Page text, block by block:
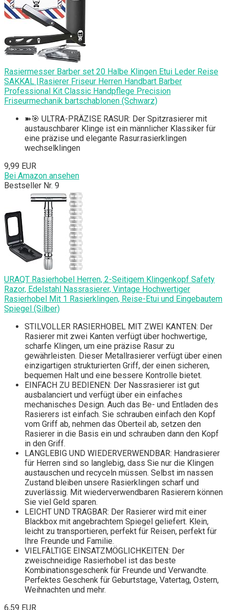
Rasiermesser Barber set 20 Halbe Klingen Etui Leder Reise
SAKKAL |Rasierer Friseur Herren Handbart Barber
Professional Kit Classic Handpflege Precision
Friseurmechanik bartschablonen (Schwarz)
➽🎯 ULTRA-PRÄZISE RASUR: Der Spitzrasierer mit
austauschbarer Klinge ist ein männlicher Klassiker für
eine präzise und elegante Rasur.rasierklingen
wechselklingen
9,99 EUR
Bei Amazon ansehen
Bestseller Nr. 9
URAQT Rasierhobel Herren, 2-Seitigem Klingenkopf Safety
Razor, Edelstahl Nassrasierer, Vintage Hochwertiger
Rasierhobel Mit 1 Rasierklingen, Reise-Etui und Eingebautem
Spiegel (Silber)
STILVOLLER RASIERHOBEL MIT ZWEI KANTEN: Der
Rasierer mit zwei Kanten verfügt über hochwertige,
scharfe Klingen, um eine präzise Rasur zu
gewährleisten. Dieser Metallrasierer verfügt über einen
einzigartigen strukturierten Griff, der einen sicheren,
bequemen Halt und eine bessere Kontrolle bietet.
EINFACH ZU BEDIENEN: Der Nassrasierer ist gut
ausbalanciert und verfügt über ein einfaches
mechanisches Design. Auch das Be- und Entladen des
Rasierers ist einfach. Sie schrauben einfach den Kopf
vom Griff ab, nehmen das Oberteil ab, setzen den
Rasierer in die Basis ein und schrauben dann den Kopf
in den Griff.
LANGLEBIG UND WIEDERVERWENDBAR: Handrasierer
für Herren sind so langlebig, dass Sie nur die Klingen
austauschen und recyceln müssen. Selbst im nassen
Zustand bleiben unsere Rasierklingen scharf und
zuverlässig. Mit wiederverwendbaren Rasierern können
Sie viel Geld sparen.
LEICHT UND TRAGBAR: Der Rasierer wird mit einer
Blackbox mit angebrachtem Spiegel geliefert. Klein,
leicht zu transportieren, perfekt für Reisen, perfekt für
Ihre Freunde und Familie.
VIELFÄLTIGE EINSATZMÖGLICHKEITEN: Der
zweischneidige Rasierhobel ist das beste
Kombinationsgeschenk für Freunde und Verwandte.
Perfektes Geschenk für Geburtstage, Vatertag, Ostern,
Weihnachten und mehr.
6,59 EUR